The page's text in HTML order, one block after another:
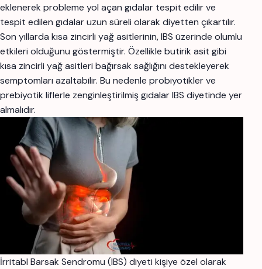
eklenerek probleme yol açan gıdalar tespit edilir ve
tespit edilen gıdalar uzun süreli olarak diyetten çıkartılır.
Son yıllarda kısa zincirli yağ asitlerinin, IBS üzerinde olumlu
etkileri olduğunu göstermiştir. Özellikle butirik asit gibi
kısa zincirli yağ asitleri bağırsak sağlığını destekleyerek
semptomları azaltabilir. Bu nedenle probiyotikler ve
prebiyotik liflerle zenginleştirilmiş gıdalar IBS diyetinde yer
almalıdır.
İrritabl Barsak Sendromu (IBS) diyeti kişiye özel olarak